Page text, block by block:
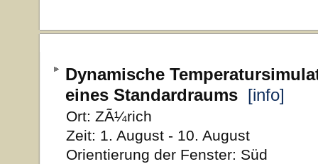
Dynamische
eines Standardraums [info]
Ort: ZÃ¼rich
Zeit: 1. August - 10. August
Orientierung der Fenster: Süd